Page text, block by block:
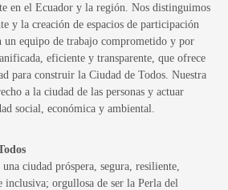
en el Ecuador y la región. Nos distinguimos
y la creación de espacios de participación
un equipo de trabajo comprometido y por
eficiente y transparente, que ofrece
para construir la Ciudad de Todos. Nuestra
a la ciudad de las personas y actuar
social, económica y ambiental.
ciudad próspera, segura, resiliente,
orgullosa de ser la Perla del